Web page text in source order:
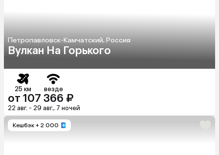
Петропавловск-Камчатский, Россия
Вулкан На Горького
25 км везде
от 107 366 ₽
22 авг. - 29 авг., 7 ночей
Кешбэк + 2 000